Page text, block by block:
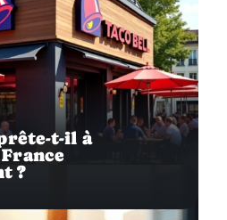
t-il à
?